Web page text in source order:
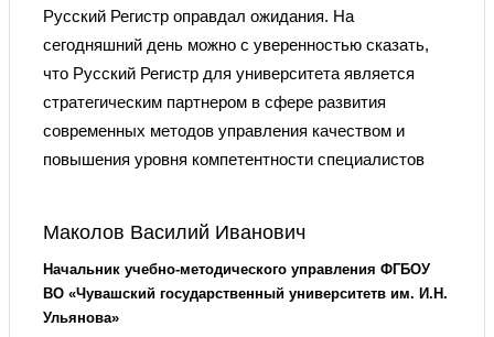
Русский Регистр оправдал ожидания. На
сегодняшний день можно с уверенностью сказать,
что Русский Регистр для университета является
стратегическим партнером в сфере развития
современных методов управления качеством и
повышения уровня компетентности специалистов
Маколов Василий Иванович
Начальник учебно-методического управления ФГБОУ
ВО «Чувашский государственный университетв им. И.Н.
Ульянова»